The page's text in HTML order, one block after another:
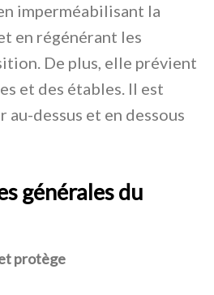
imperméabilisant la
en régénérant les
De plus, elle prévient
et des étables. Il est
au-dessus et en dessous
générales du
protège